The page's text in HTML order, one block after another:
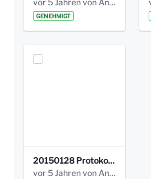
vor 5 Jahren von Anni Schlumberger
GENEHMIGT
20150128 Protokoll Bismarckplatz_Jugend_01.pdf
vor 5 Jahren von Anni Schlumberger